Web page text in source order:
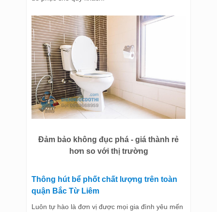
Đảm bảo không đục phá - giá thành rẻ
hơn so với thị trường
Thông hút bể phốt chất lượng trên toàn
quận Bắc Từ Liêm
Luôn tự hào là đơn vị được mọi gia đình yêu mến